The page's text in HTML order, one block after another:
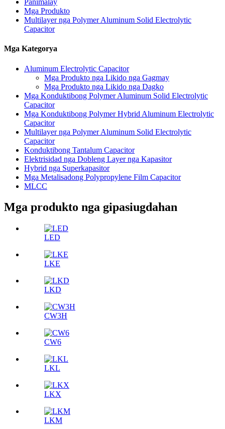
Panimalay
Mga Produkto
Multilayer nga Polymer Aluminum Solid Electrolytic
Capacitor
Mga Kategorya
Aluminum Electrolytic Capacitor
Mga Produkto nga Likido nga Gagmay
Mga Produkto nga Likido nga Dagko
Mga Konduktibong Polymer Aluminum Solid Electrolytic
Capacitor
Mga Konduktibong Polymer Hybrid Aluminum Electrolytic
Capacitor
Multilayer nga Polymer Aluminum Solid Electrolytic
Capacitor
Konduktibong Tantalum Capacitor
Elektrisidad nga Dobleng Layer nga Kapasitor
Hybrid nga Superkapasitor
Mga Metalisadong Polypropylene Film Capacitor
MLCC
Mga produkto nga gipasiugdahan
LED
LKE
LKD
CW3H
CW6
LKL
LKX
LKM